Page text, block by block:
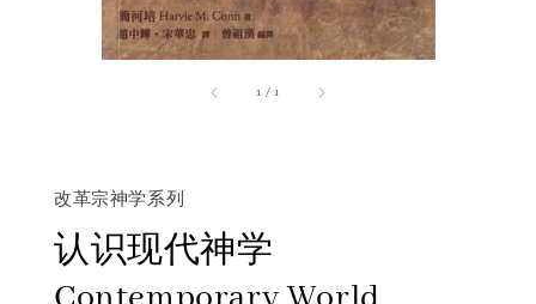
1 /1
改革宗神学系列
认识现代神学